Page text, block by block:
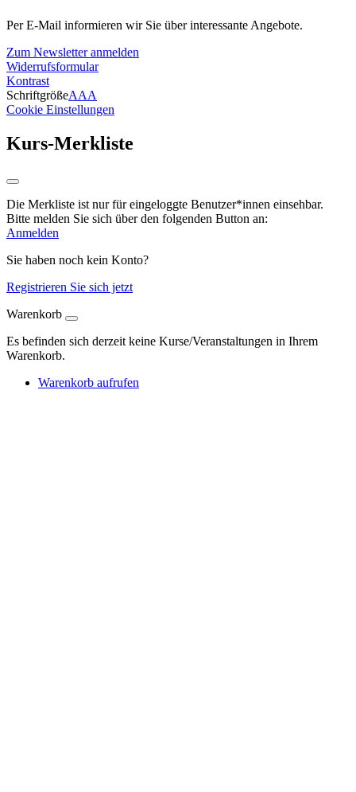
Per E-Mail informieren wir Sie über interessante Angebote.
Zum Newsletter anmelden
Widerrufsformular
Kontrast
SchriftgrößeAAA
Cookie Einstellungen
Kurs-Merkliste
Die Merkliste ist nur für eingeloggte Benutzer*innen einsehbar.
Bitte melden Sie sich über den folgenden Button an:
Anmelden
Sie haben noch kein Konto?
Registrieren Sie sich jetzt
Warenkorb
Es befinden sich derzeit keine Kurse/Veranstaltungen in Ihrem
Warenkorb.
Warenkorb aufrufen